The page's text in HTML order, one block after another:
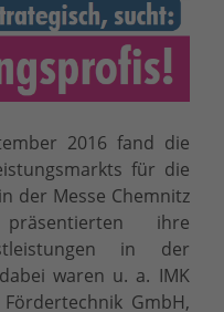
2016 fand die
für die
der Messe Chemnitz
ihre
in der
waren u. a. IMK
GmbH,